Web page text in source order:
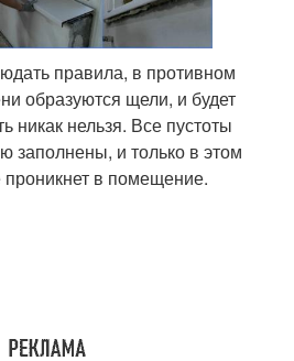
правила, в противном
образуются щели, и будет
никак нельзя. Все пустоты
заполнены, и только в этом
проникнет в помещение.